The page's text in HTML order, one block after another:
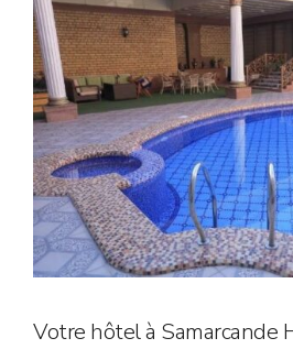
Votre hôtel à Samarcande